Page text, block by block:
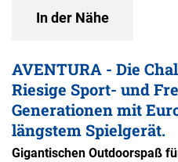
In der Nähe
AVENTURA - Die
Riesige Sport- und
Generationen mit
längstem Spielgerät.
Gigantischen Outdoorspaß